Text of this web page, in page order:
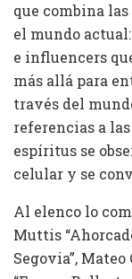
que combina
el mundo
e influencers
más allá para
través del
referencias a
espíritus se
celular y se
Al elenco lo
Muttis
Segovia”,